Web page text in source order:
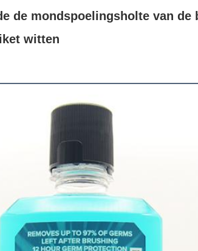
de mondspoelingsholte van
witten